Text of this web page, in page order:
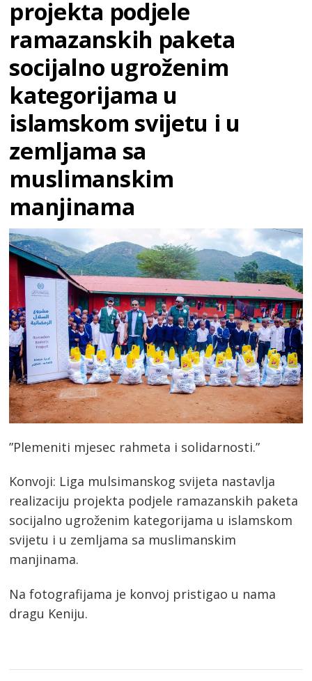
projekta podjele
ramazanskih paketa
socijalno ugroženim
kategorijama u
islamskom svijetu i u
zemljama sa
muslimanskim
manjinama
”Plemeniti mjesec rahmeta i solidarnosti.”
Konvoji: Liga mulsimanskog svijeta nastavlja
realizaciju projekta podjele ramazanskih paketa
socijalno ugroženim kategorijama u islamskom
svijetu i u zemljama sa muslimanskim
manjinama.
Na fotografijama je konvoj pristigao u nama
dragu Keniju.